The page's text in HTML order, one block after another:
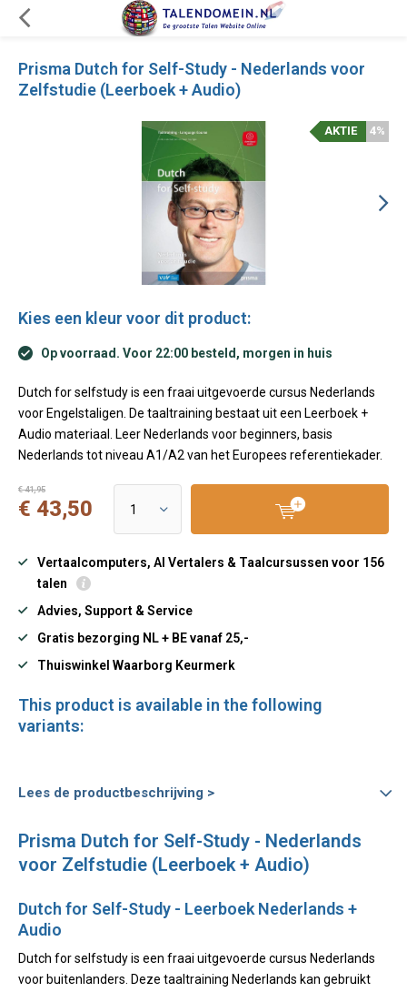
Prisma Dutch for Self-Study - Nederlands voor
Zelfstudie (Leerboek + Audio)
4%
AKTIE
Kies een kleur voor dit product:
Op voorraad. Voor 22:00 besteld, morgen in huis
Dutch for selfstudy is een fraai uitgevoerde cursus Nederlands
voor Engelstaligen. De taaltraining bestaat uit een Leerboek +
Audio materiaal. Leer Nederlands voor beginners, basis
Nederlands tot niveau A1/A2 van het Europees referentiekader.
€ 41,95
€ 43,50
Vertaalcomputers, AI Vertalers & Taalcursussen voor 156
talen
Advies, Support & Service
Gratis bezorging NL + BE vanaf 25,-
Thuiswinkel Waarborg Keurmerk
This product is available in the following
variants:
Lees de productbeschrijving >
Prisma Dutch for Self-Study - Nederlands
voor Zelfstudie (Leerboek + Audio)
Dutch for Self-Study - Leerboek Nederlands +
Audio
Dutch for selfstudy is een fraai uitgevoerde cursus Nederlands
voor buitenlanders. Deze taaltraining Nederlands kan gebruikt